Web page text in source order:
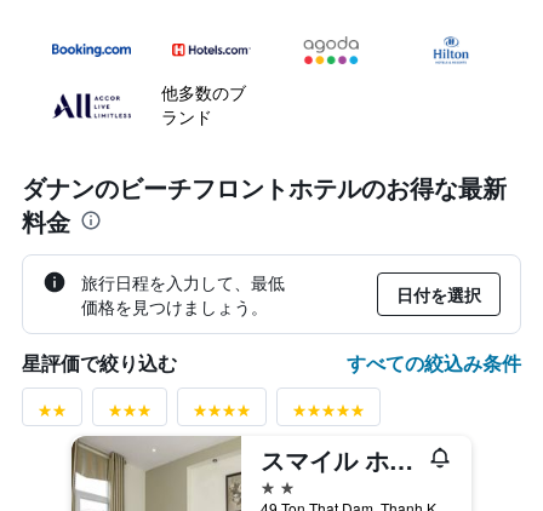
他多数のブ
ランド
ダナン​のビーチフロントホテルのお得な最新
料金
旅行日程を入力して、最低
価格を見つけましょう。
日付を選択
星評価で絞り込む すべての絞込み条件
スマイル ホテル
2つ星